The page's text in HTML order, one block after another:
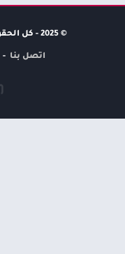
© 2025 - كل الحقوق محفوظة -
اتصل بنا